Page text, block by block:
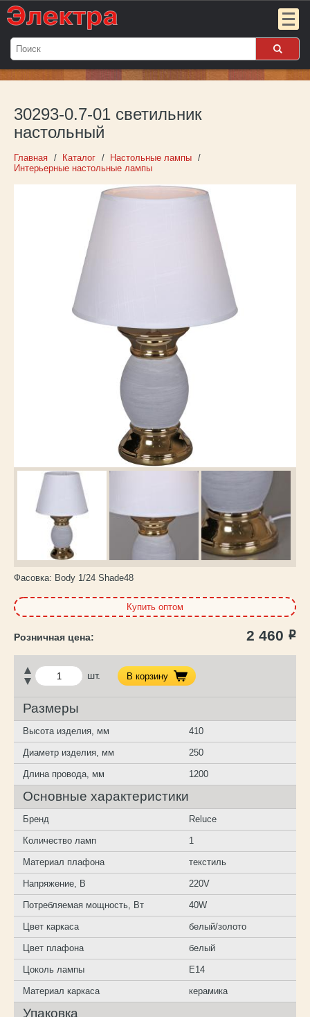
Мой
Пока
пуст
Войти
О компании
30293-0.7-01 светильник
настольный
Главная Каталог
Настольные лампы
Интерьерные настольные лампы
Фасовка: Body 1/24 Shade48
Купить оптом
2 460 Р
шт. В корзину
Размеры
Высота изделия, мм 410
Диаметр изделия, мм 250
Длина провода, мм 1200
Основные характеристики
Бренд Reluce
Количество ламп 1
Материал плафона текстиль
Напряжение, В 220V
Потребляемая мощность, Вт 40W
Цвет каркаса белый/золото
Цвет плафона белый
Цоколь лампы E14
Материал каркаса керамика
Упаковка